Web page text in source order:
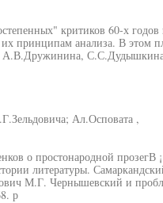
критиков 60-х
их принципам анализа. В этом
А.В.Дружинина,
Ал.Осповата ,
о простонародной прозегВ
литературы.
М.Г. Чернышевский и
р